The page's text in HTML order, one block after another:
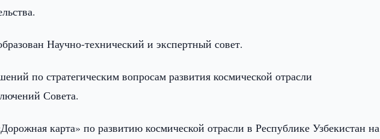
Научно-технический и экспертный совет.
по стратегическим вопросам развития космической отрасли
Совета.
карта» по развитию космической отрасли в Республике Узбекистан на